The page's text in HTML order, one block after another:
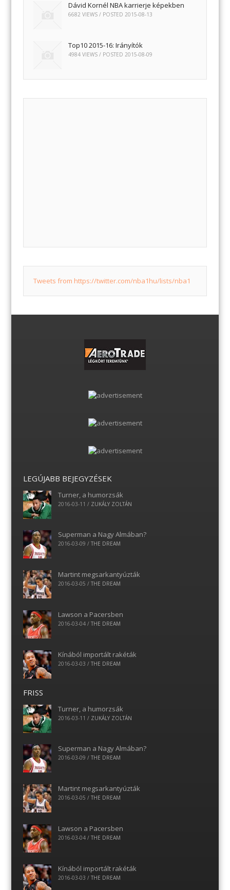
Dávid Kornél NBA karrierje képekben
6682 VIEWS / POSTED2015-08-13
Top10 2015-16: Irányítók
4984 VIEWS / POSTED 2015-08-09
Tweets from https://twitter.com/nba1hu/lists/nba1
LEGÚJABB BEJEGYZÉSEK
Turner, a humorzsák
2016-03-11 / ZUKÁLY ZOLTÁN
Superman a Nagy Almában?
2016-03-09 / THE DREAM
Martint megsarkantyúzták
2016-03-05 / THE DREAM
Lawson a Pacersben
2016-03-04/ THE DREAM
Kínából importált rakéták
2016-03-03 / THE DREAM
FRISS
Turner, a humorzsák
2016-03-11 / ZUKÁLY ZOLTÁN
Superman a Nagy Almában?
2016-03-09 / THE DREAM
Martint megsarkantyúzták
2016-03-05 / THE DREAM
Lawson a Pacersben
2016-03-04/ THE DREAM
Kínából importált rakéták
2016-03-03 / THE DREAM